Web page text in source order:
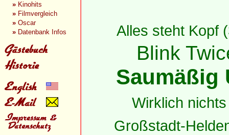
» Kinohits
» Filmvergleich
» Oscar
» Datenbank Infos Alles steht Kopf
Blink
Saumäßig
Wirklich
Großstadt-